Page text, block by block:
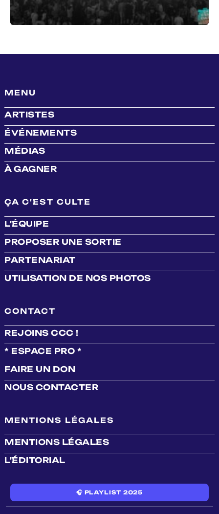
MENU
ARTISTES
ÉVÉNEMENTS
MÉDIAS
À GAGNER
ÇA C'EST CULTE
L'ÉQUIPE
PROPOSER UNE SORTIE
PARTENARIAT
UTILISATION DE NOS PHOTOS
CONTACT
REJOINS CCC !
* ESPACE PRO *
FAIRE UN DON
NOUS CONTACTER
MENTIONS LÉGALES
MENTIONS LÉGALES
L'ÉDITORIAL
🎧 PLAYLIST 2025